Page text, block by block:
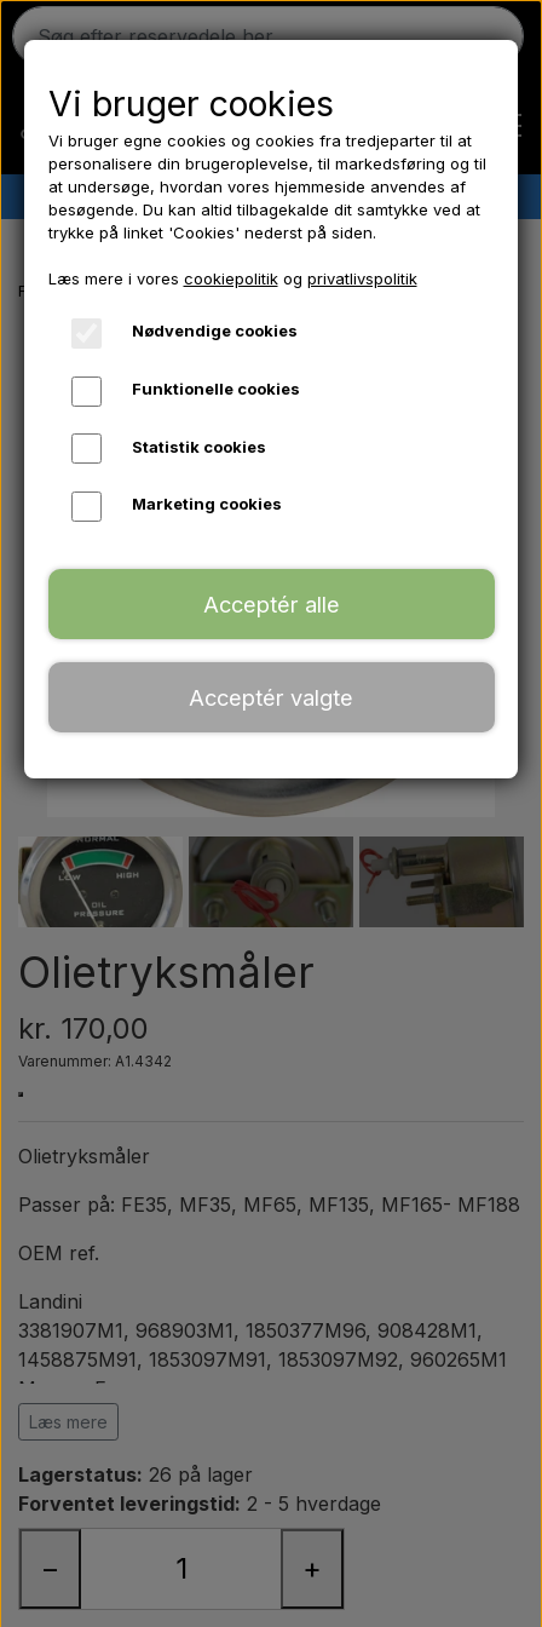
Ferguson
Massey Ferguson
Trækbomme - Topstænger mv.
Traktordæk
Olie
Kemi
El-dele
Værksted/ Værktøj
✔︎ Dansk lager✔︎ Hurtig levering ✔︎ Lave priser
Forside Massey Ferguson reservedele Olietryksmåler
Olietryksmåler
kr. 170,00
Varenummer: A1.4342
Olietryksmåler
Passer på: FE35, MF35, MF65, MF135, MF165- MF188
OEM ref.
Landini
3381907M1, 968903M1, 1850377M96, 908428M1,
1458875M91, 1853097M91, 1853097M92, 960265M1
Massey Ferguson
960265M1, 968903M1, 908428M1, 506902M92,
1458875M91, 3381907M1, 1853097M91, 1853097M92,
1853097V91, 1850337M96, 1850377M96
Læs mere
Lagerstatus: 26 på lager
Forventet leveringstid: 2 - 5 hverdage
− +
Vi bruger cookies
Vi bruger egne cookies og cookies fra tredjeparter til at
personalisere din brugeroplevelse, til markedsføring og til
at undersøge, hvordan vores hjemmeside anvendes af
besøgende. Du kan altid tilbagekalde dit samtykke ved at
trykke på linket 'Cookies' nederst på siden.
Læs mere i vores cookiepolitikog privatlivspolitik
Nødvendige cookies
Funktionelle cookies
Statistik cookies
Marketing cookies
Acceptér alle
Acceptér valgte